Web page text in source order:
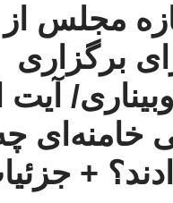
مجلس از
برگزاری
آیت
خامنه‌ای
+